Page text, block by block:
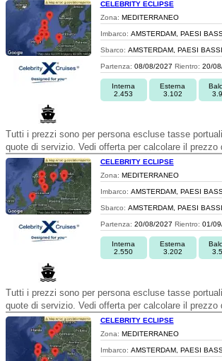
CELEBRITY ECLIPSE
Zona: MEDITERRANEO
Imbarco: AMSTERDAM, PAESI
Sbarco: AMSTERDAM, PAESI BASSI
Partenza: 08/08/2027 Rientro: 20/
Interna
2.453
Esterna
3.102
Tutti i prezzi sono per persona escluse tasse
quote di servizio. Vedi offerta per calcolare il prezzo
CELEBRITY ECLIPSE
Zona: MEDITERRANEO
Imbarco: AMSTERDAM, PAESI
Sbarco: AMSTERDAM, PAESI BASSI
Partenza: 20/08/2027 Rientro: 01/
Interna
2.550
Esterna
3.202
Tutti i prezzi sono per persona escluse tasse
quote di servizio. Vedi offerta per calcolare il prezzo
CELEBRITY ECLIPSE
Zona: MEDITERRANEO
Imbarco: AMSTERDAM, PAESI